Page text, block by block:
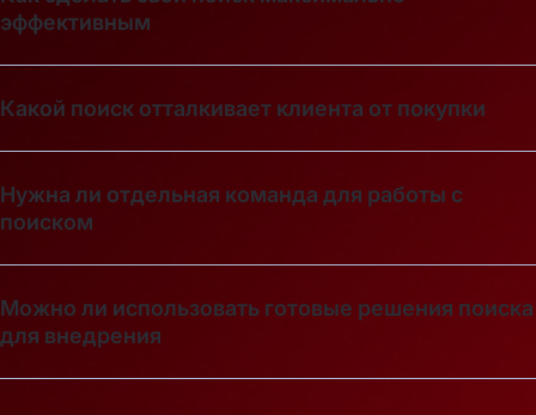
эффективным
Какой поиск отталкивает клиента от покупки
Нужна ли отдельная команда для работы с
поиском
Можно ли использовать готовые решения поиска
для внедрения